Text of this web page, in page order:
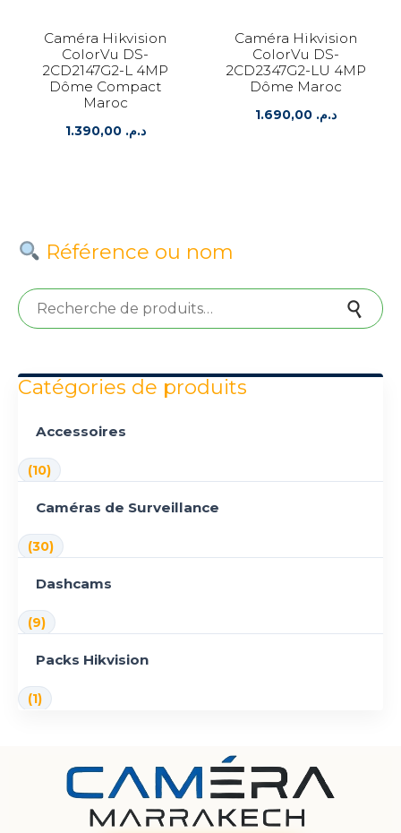
Caméra Hikvision
ColorVu DS-
2CD2147G2-L 4MP
Dôme Compact
Maroc
د.م. 1.390,00
Caméra Hikvision
ColorVu DS-
2CD2347G2-LU 4MP
Dôme Maroc
د.م. 1.690,00
Référence ou nom
Recherche pour :
Catégories de produits
Accessoires
(10)
Caméras de Surveillance
(30)
Dashcams
(9)
Packs Hikvision
(1)